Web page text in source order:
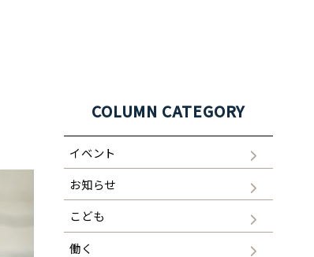
COLUMN CATEGORY
イベント
お知らせ
こども
働く